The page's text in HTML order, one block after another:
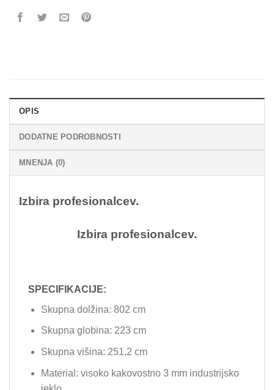
OPIS
DODATNE PODROBNOSTI
MNENJA (0)
Izbira profesionalcev.
Izbira profesionalcev.
SPECIFIKACIJE:
Skupna dolžina: 802 cm
Skupna globina: 223 cm
Skupna višina: 251,2 cm
Material: visoko kakovostno 3 mm industrijsko